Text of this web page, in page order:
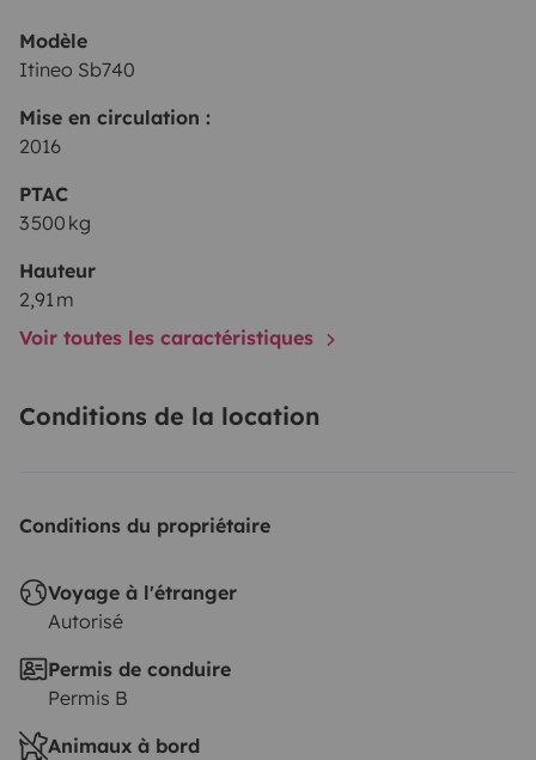
Modèle
Itineo Sb740
Mise en circulation :
2016
PTAC
3 500 kg
Hauteur
2,91 m
Voir toutes les caractéristiques
Conditions de la location
Conditions du propriétaire
Voyage à l'étranger
Autorisé
Permis de conduire
Permis B
Animaux à bord